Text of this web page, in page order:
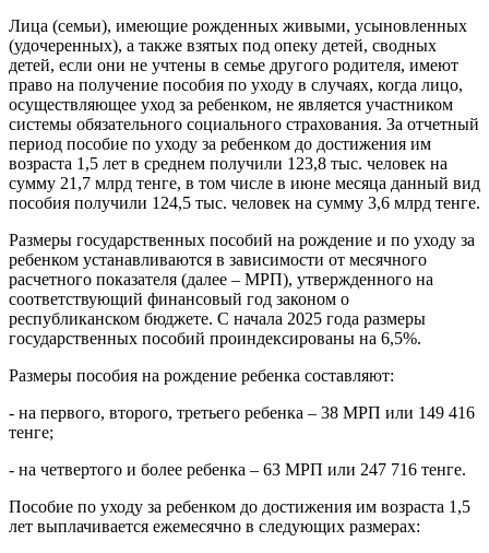
Лица (семьи), имеющие рожденных живыми, усыновленных
(удочеренных), а также взятых под опеку детей, сводных
детей, если они не учтены в семье другого родителя, имеют
право на получение пособия по уходу в случаях, когда лицо,
осуществляющее уход за ребенком, не является участником
системы обязательного социального страхования. За отчетный
период пособие по уходу за ребенком до достижения им
возраста 1,5 лет в среднем получили 123,8 тыс. человек на
сумму 21,7 млрд тенге, в том числе в июне месяца данный вид
пособия получили 124,5 тыс. человек на сумму 3,6 млрд тенге.
Размеры государственных пособий на рождение и по уходу за
ребенком устанавливаются в зависимости от месячного
расчетного показателя (далее – МРП), утвержденного на
соответствующий финансовый год законом о
республиканском бюджете. С начала 2025 года размеры
государственных пособий проиндексированы на 6,5%.
Размеры пособия на рождение ребенка составляют:
- на первого, второго, третьего ребенка – 38 МРП или 149 416
тенге;
- на четвертого и более ребенка – 63 МРП или 247 716 тенге.
Пособие по уходу за ребенком до достижения им возраста 1,5
лет выплачивается ежемесячно в следующих размерах: